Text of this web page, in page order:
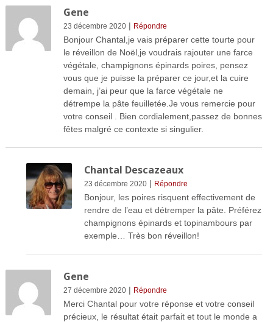
Gene
23 décembre 2020| Répondre
Bonjour Chantal,je vais préparer cette tourte pour
le réveillon de Noël,je voudrais rajouter une farce
végétale, champignons épinards poires, pensez
vous que je puisse la préparer ce jour,et la cuire
demain, j’ai peur que la farce végétale ne
détrempe la pâte feuilletée.Je vous remercie pour
votre conseil . Bien cordialement,passez de bonnes
fêtes malgré ce contexte si singulier.
Chantal Descazeaux
23 décembre 2020| Répondre
Bonjour, les poires risquent effectivement de
rendre de l’eau et détremper la pâte. Préférez
champignons épinards et topinambours par
exemple… Très bon réveillon!
Gene
27 décembre 2020| Répondre
Merci Chantal pour votre réponse et votre conseil
précieux, le résultat était parfait et tout le monde a